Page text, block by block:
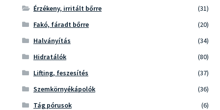
Érzékeny, irritált bőrre
(31)
Fakó, fáradt bőrre
(20)
Halványítás
(34)
Hidratálók
(80)
Lifting, feszesítés
(37)
Szemkörnyékápolók
(36)
Tág pórusok
(6)